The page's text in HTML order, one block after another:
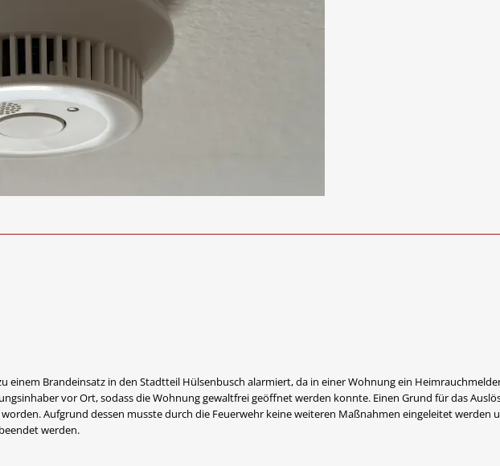
einem Brandeinsatz in den Stadtteil Hülsenbusch alarmiert, da in einer Wohnung ein
vor Ort, sodass die Wohnung gewaltfrei geöffnet werden konnte. Einen Grund für das
Aufgrund dessen musste durch die Feuerwehr keine weiteren Maßnahmen eingeleitet werden
werden.